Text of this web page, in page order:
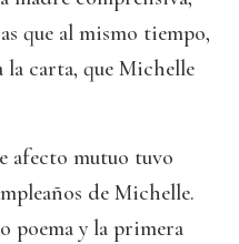
que al mismo tiempo,
la carta, que Michelle
afecto mutuo tuvo
de Michelle.
poema y la primera